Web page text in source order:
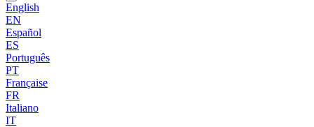
English
EN
Español
ES
Português
PT
Française
FR
Italiano
IT